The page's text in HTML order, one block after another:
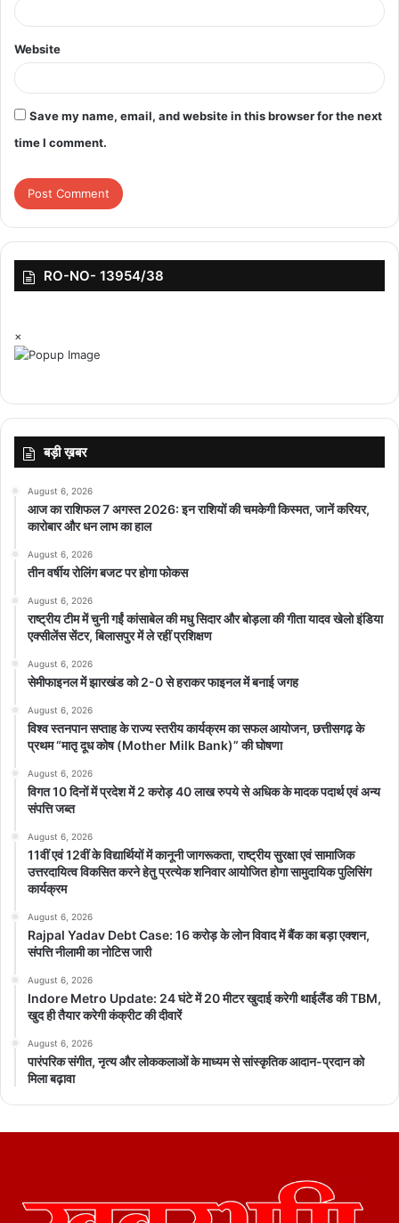
Website
Save my name, email, and website in this browser for the next
time I comment.
RO-NO- 13954/38
×
बड़ी ख़बर
August 6, 2026
आज का राशिफल 7 अगस्त 2026: इन राशियों की चमकेगी किस्मत, जानें करियर,
कारोबार और धन लाभ का हाल
August 6, 2026
तीन वर्षीय रोलिंग बजट पर होगा फोकस
August 6, 2026
राष्ट्रीय टीम में चुनी गईं कांसाबेल की मधु सिदार और बोड़ला की गीता यादव खेलो इंडिया
एक्सीलेंस सेंटर, बिलासपुर में ले रहीं प्रशिक्षण
August 6, 2026
सेमीफाइनल में झारखंड को 2-0 से हराकर फाइनल में बनाई जगह
August 6, 2026
विश्व स्तनपान सप्ताह के राज्य स्तरीय कार्यक्रम का सफल आयोजन, छत्तीसगढ़ के
प्रथम “मातृ दूध कोष (Mother Milk Bank)” की घोषणा
August 6, 2026
विगत 10 दिनों में प्रदेश में 2 करोड़ 40 लाख रुपये से अधिक के मादक पदार्थ एवं अन्य
संपत्ति जब्त
August 6, 2026
11वीं एवं 12वीं के विद्यार्थियों में कानूनी जागरूकता, राष्ट्रीय सुरक्षा एवं सामाजिक
उत्तरदायित्व विकसित करने हेतु प्रत्येक शनिवार आयोजित होगा सामुदायिक पुलिसिंग
कार्यक्रम
August 6, 2026
Rajpal Yadav Debt Case: 16 करोड़ के लोन विवाद में बैंक का बड़ा एक्शन,
संपत्ति नीलामी का नोटिस जारी
August 6, 2026
Indore Metro Update: 24 घंटे में 20 मीटर खुदाई करेगी थाईलैंड की TBM,
खुद ही तैयार करेगी कंक्रीट की दीवारें
August 6, 2026
पारंपरिक संगीत, नृत्य और लोककलाओं के माध्यम से सांस्कृतिक आदान-प्रदान को
मिला बढ़ावा